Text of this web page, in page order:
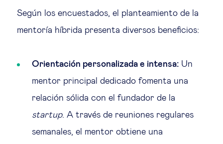
Según los encuestados, el planteamiento de la
mentoría híbrida presenta diversos beneficios:
Orientación personalizada e intensa: Un
mentor principal dedicado fomenta una
relación sólida con el fundador de la
startup. A través de reuniones regulares
semanales, el mentor obtiene una